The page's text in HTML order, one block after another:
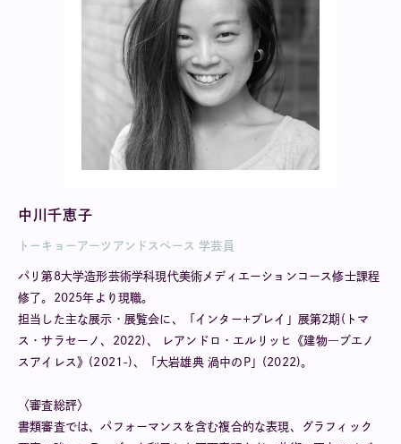
中川千恵子
トーキョーアーツアンドスペース 学芸員
パリ第8大学造形芸術学科現代美術メディエーションコース修士課程
修了。2025年より現職。
担当した主な展示・展覧会に、「インター+プレイ」展第2期(トマ
ス・サラセーノ、2022)、 レアンドロ・エルリッヒ《建物―ブエノ
スアイレス》(2021-)、「大岩雄典 渦中のP」(2022)。
〈審査総評〉
書類審査では、パフォーマンスを含む複合的な表現、グラフィック